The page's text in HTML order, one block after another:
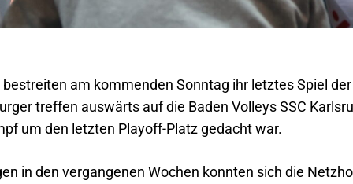
am kommenden Sonntag ihr letztes Spiel
treffen auswärts auf die Baden Volleys SSC
um den letzten Playoff-Platz gedacht war.
in den vergangenen Wochen konnten sich die